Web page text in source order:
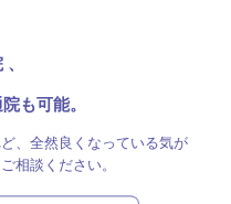
も可能。
、全然良くなっている気が
相談ください。